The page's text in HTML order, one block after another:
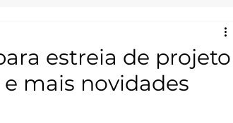
estreia de projeto
mais novidades